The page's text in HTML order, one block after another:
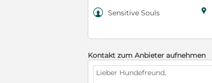
 Sensitive Souls 
Kontakt zum Anbieter aufnehmen